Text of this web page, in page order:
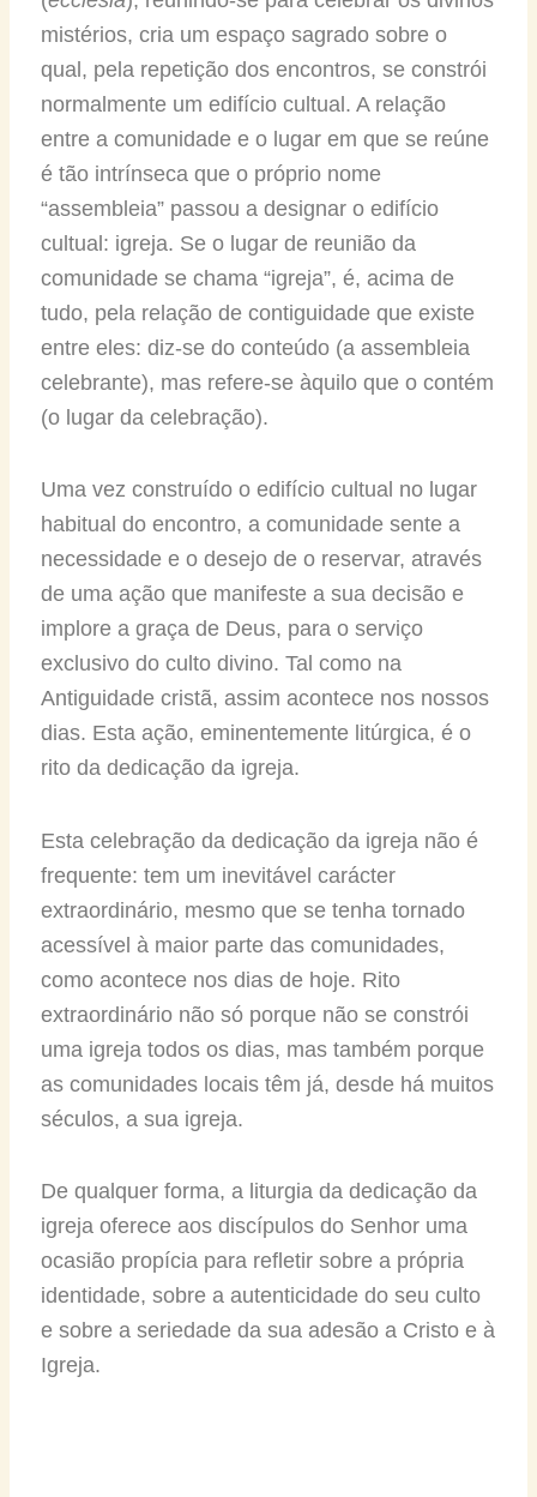
mistérios, cria um espaço sagrado sobre o
qual, pela repetição dos encontros, se constrói
normalmente um edifício cultual. A relação
entre a comunidade e o lugar em que se reúne
é tão intrínseca que o próprio nome
“assembleia” passou a designar o edifício
cultual: igreja. Se o lugar de reunião da
comunidade se chama “igreja”, é, acima de
tudo, pela relação de contiguidade que existe
entre eles: diz-se do conteúdo (a assembleia
celebrante), mas refere-se àquilo que o contém
(o lugar da celebração).
Uma vez construído o edifício cultual no lugar
habitual do encontro, a comunidade sente a
necessidade e o desejo de o reservar, através
de uma ação que manifeste a sua decisão e
implore a graça de Deus, para o serviço
exclusivo do culto divino. Tal como na
Antiguidade cristã, assim acontece nos nossos
dias. Esta ação, eminentemente litúrgica, é o
rito da dedicação da igreja.
Esta celebração da dedicação da igreja não é
frequente: tem um inevitável carácter
extraordinário, mesmo que se tenha tornado
acessível à maior parte das comunidades,
como acontece nos dias de hoje. Rito
extraordinário não só porque não se constrói
uma igreja todos os dias, mas também porque
as comunidades locais têm já, desde há muitos
séculos, a sua igreja.
De qualquer forma, a liturgia da dedicação da
igreja oferece aos discípulos do Senhor uma
ocasião propícia para refletir sobre a própria
identidade, sobre a autenticidade do seu culto
e sobre a seriedade da sua adesão a Cristo e à
Igreja.